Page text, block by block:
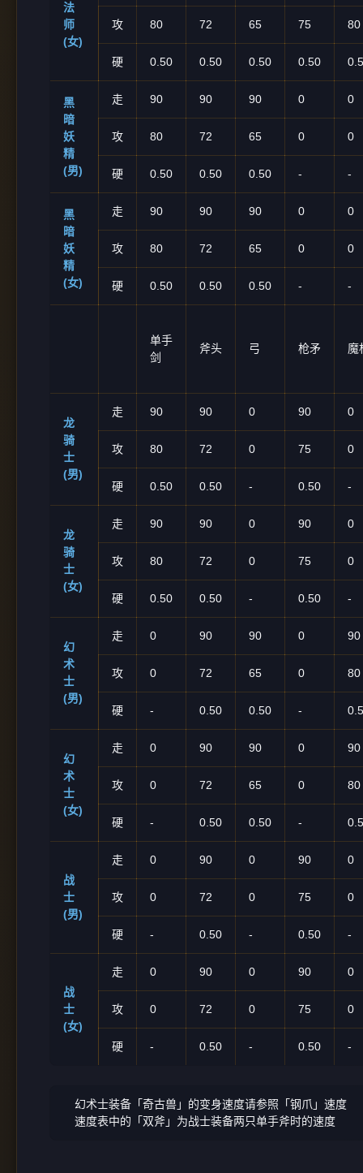
法
师
(女)
攻 80 72 65 75 80
硬 0.50 0.50 0.50 0.50
黑
暗
妖
精
(男)
走 90 90 90 0 0
攻 80 72 65 0 0
硬 0.50 0.50 0.50 - -
黑
暗
妖
精
(女)
走 90 90 90 0 0
攻 80 72 65 0 0
硬 0.50 0.50 0.50 - -
单手
剑
斧头 弓 枪矛 魔
龙
骑
士
(男)
走 90 90 0 90 0
攻 80 72 0 75 0
硬 0.50 0.50 - 0.50 -
龙
骑
士
(女)
走 90 90 0 90 0
攻 80 72 0 75 0
硬 0.50 0.50 - 0.50 -
幻
术
士
(男)
走 0 90 90 0 90
攻 0 72 65 0 80
硬 - 0.50 0.50 -
幻
术
士
(女)
走 0 90 90 0 90
攻 0 72 65 0 80
硬 - 0.50 0.50 -
战
士
(男)
走 0 90 0 90 0
攻 0 72 0 75 0
硬 - 0.50 - 0.50 -
战
士
(女)
走 0 90 0 90 0
攻 0 72 0 75 0
硬 - 0.50 - 0.50 -
幻术士装备「奇古兽」的变身速度请参照「钢爪」速度
速度表中的「双斧」为战士装备两只单手斧时的速度